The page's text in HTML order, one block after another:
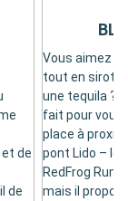
de
de
Vous aimez
tout en
une tequila ?
fait pour vous.
place à
pont Lido – le
RedFrog Rum
mais il